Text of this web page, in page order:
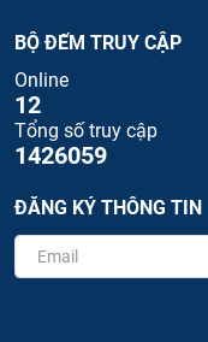
BỘ ĐẾM TRUY CẬP
Online
12
Tổng số truy cập
1426059
ĐĂNG KÝ THÔNG TIN